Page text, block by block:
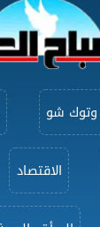
وتوك شو
الاقتصاد